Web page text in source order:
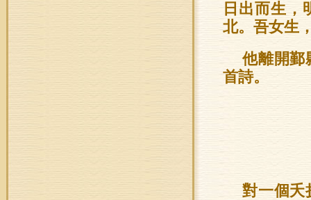
日出而生，
北。吾女生
他離開鄞
首詩。
對一個夭